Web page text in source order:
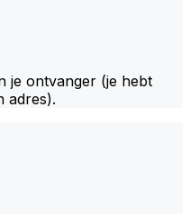
je ontvanger (je hebt
adres).